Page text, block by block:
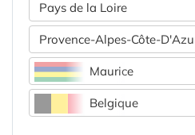
Pays de la Loire
Provence-Alpes-Côte-
Maurice
Belgique